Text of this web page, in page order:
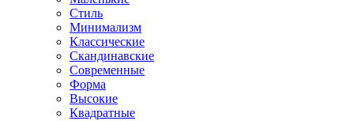
Стиль
Минимализм
Классические
Скандинавские
Современные
Форма
Высокие
Квадратные